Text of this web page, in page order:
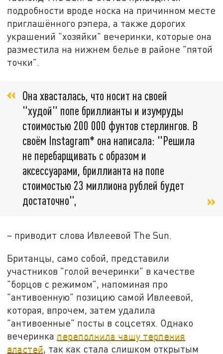
подробности вроде носка на причинном месте
приглашённого рэпера, а также дорогих
украшений "хозяйки" вечеринки, которые она
разместила на нижнем белье в районе "пятой
точки".
Она хвасталась, что носит на своей
"худой" попе бриллианты и изумруды
стоимостью 200 000 фунтов стерлингов. В
своём Instagram* она написала: "Решила
не перебарщивать с образом и
аксессуарами, бриллианта на попе
стоимостью 23 миллиона рублей будет
достаточно",
– приводит слова Ивлеевой The Sun.
Британцы, само собой, представили
участников "голой вечеринки" в качестве
"борцов с режимом", напоминая про
"антивоенную" позицию самой Ивлеевой,
которая, впрочем, затем удалила
"антивоенные" посты в соцсетях. Однако
вечеринка переполнила чашу терпения
властей, так как стала слишком открытым